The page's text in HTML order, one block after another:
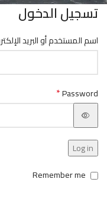
تسجيل الدخول
اسم المستخدم أو البريد
Password
*
Log in
Remember me